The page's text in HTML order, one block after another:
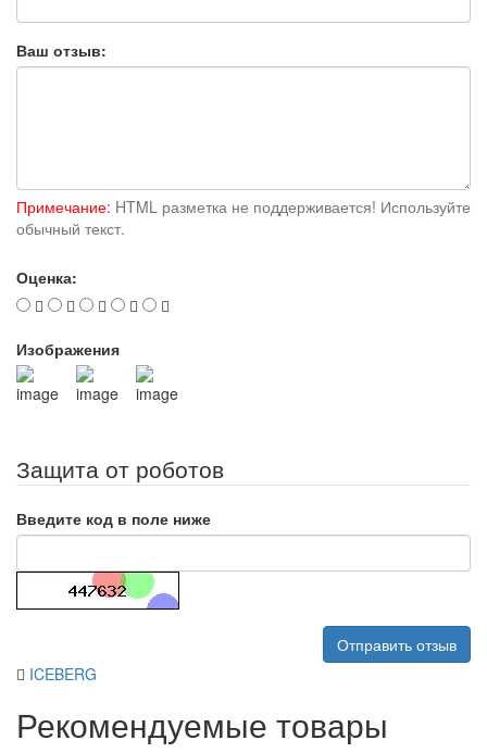
Ваш отзыв:
Примечание: HTML разметка не поддерживается! Используйте
обычный текст.
Оценка:
Изображения
Защита от роботов
Введите код в поле ниже
Отправить отзыв
ICEBERG
Рекомендуемые товары